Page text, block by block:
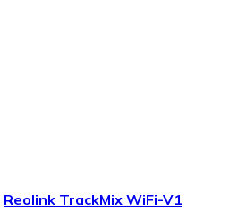
Reolink TrackMix WiFi-V1